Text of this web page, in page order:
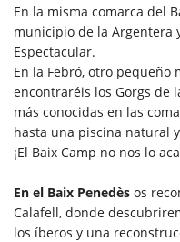
En la misma comarca del
municipio de la Argentera
Espectacular.
En la Febró, otro pequeño
encontraréis los Gorgs de
más conocidas en las
hasta una piscina natural
¡El Baix Camp no nos lo
En el Baix Penedès os
Calafell, donde
los íberos y una